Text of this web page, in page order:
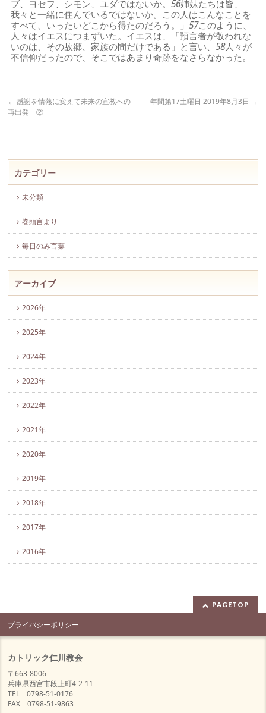
ブ、ヨセフ、シモン、ユダではないか。56姉妹たちは皆、
我々と一緒に住んでいるではないか。この人はこんなことを
すべて、いったいどこから得たのだろう。」57このように、
人々はイエスにつまずいた。イエスは、「預言者が敬われな
いのは、その故郷、家族の間だけである」と言い、58人々が
不信仰だったので、そこではあまり奇跡をなさらなかった。
← 感謝を情熱に変えて未来の宣教への
再出発 ②
年間第17土曜日 2019年8月3日 →
カテゴリー
未分類
巻頭言より
毎日のみ言葉
アーカイブ
2026年
2025年
2024年
2023年
2022年
2021年
2020年
2019年
2018年
2017年
2016年
PAGETOP
プライバシーポリシー
カトリック仁川教会
〒663-8006
兵庫県西宮市段上町4-2-11
TEL 0798-51-0176
FAX 0798-51-9863